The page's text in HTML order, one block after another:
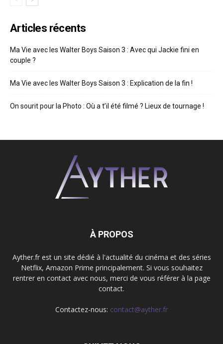
Articles récents
Ma Vie avec les Walter Boys Saison 3 : Avec qui Jackie fini en
couple ?
Ma Vie avec les Walter Boys Saison 3 : Explication de la fin !
On sourit pour la Photo : Où a t’il été filmé ? Lieux de tournage !
À PROPOS
Ayther.fr est un site dédié à l'actualité du cinéma et des séries
Netflix, Amazon Prime principalement. Si vous souhaitez
rentrer en contact avec nous, merci de vous référer à la page
contact.
Contactez-nous: contact@ayther.fr